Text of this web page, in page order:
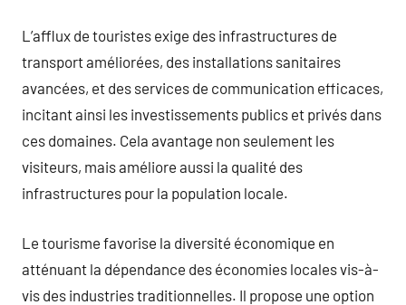
L’afflux de touristes exige des infrastructures de
transport améliorées, des installations sanitaires
avancées, et des services de communication efficaces,
incitant ainsi les investissements publics et privés dans
ces domaines. Cela avantage non seulement les
visiteurs, mais améliore aussi la qualité des
infrastructures pour la population locale.
Le tourisme favorise la diversité économique en
atténuant la dépendance des économies locales vis-à-
vis des industries traditionnelles. Il propose une option